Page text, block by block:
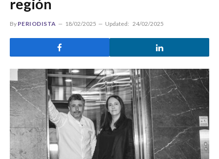
región
By PERIODISTA 18/02/2025 Updated: 24/02/2025